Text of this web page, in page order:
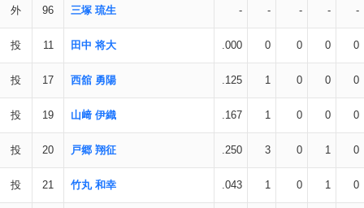
外 96 三塚 琉生 - - - - -
投 11 田中 将大 .000 0 0 0 0
投 17 西舘 勇陽 .125 1 0 0 0
投 19 山﨑 伊織 .167 1 0 0 0
投 20 戸郷 翔征 .250 3 0 1 0
投 21 竹丸 和幸 .043 1 0 1 0